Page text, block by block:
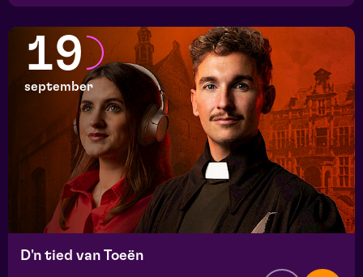
19
september
D'n tied van Toeën